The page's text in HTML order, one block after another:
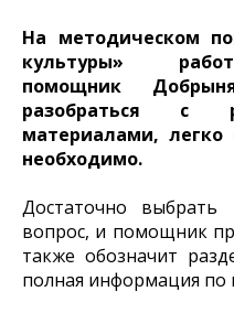
На методическом
культуры»
помощник
разобраться с
материалами,
необходимо.
Достаточно выбрать
вопрос, и помощник
также обозначит
полная информация